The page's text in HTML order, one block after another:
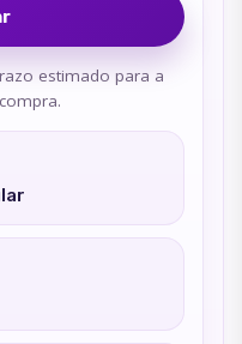
estimado para a